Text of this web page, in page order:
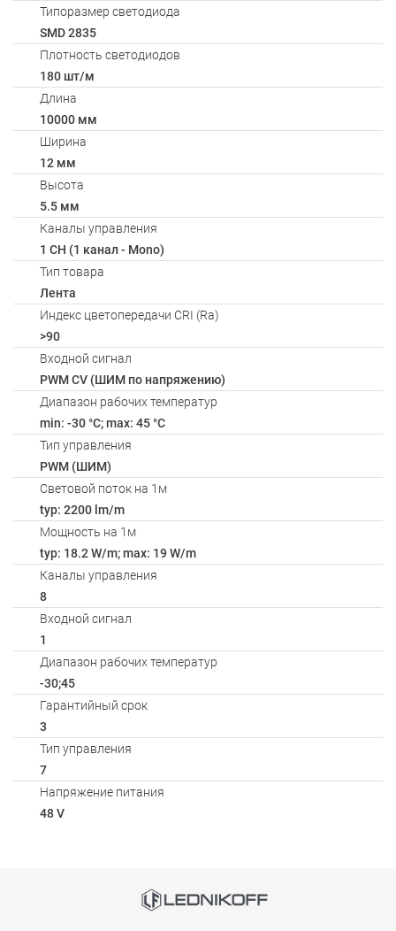
Типоразмер светодиода
SMD 2835
Плотность светодиодов
180 шт/м
Длина
10000 мм
Ширина
12 мм
Высота
5.5 мм
Каналы управления
1 CH (1 канал - Mono)
Тип товара
Лента
Индекс цветопередачи CRI (Ra)
>90
Входной сигнал
PWM СV (ШИМ по напряжению)
Диапазон рабочих температур
min: -30 °C; max: 45 °C
Тип управления
PWM (ШИМ)
Световой поток на 1м
typ: 2200 lm/m
Мощность на 1м
typ: 18.2 W/m; max: 19 W/m
Каналы управления
8
Входной сигнал
1
Диапазон рабочих температур
-30;45
Гарантийный срок
3
Тип управления
7
Напряжение питания
48 V